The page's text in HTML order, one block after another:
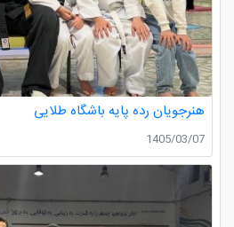
هنرجویان رده پایه باشگاه طلایی
1405/03/07